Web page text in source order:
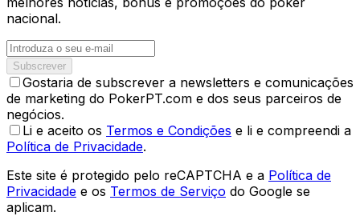
nacional.
Subscrever
Gostaria de subscrever a newsletters e comunicações
de marketing do PokerPT.com e dos seus parceiros de
negócios.
Li e aceito os Termos e Condições e li e compreendi a
Política de Privacidade.
Este site é protegido pelo reCAPTCHA e a Política de
Privacidade e os Termos de Serviço do Google se
aplicam.